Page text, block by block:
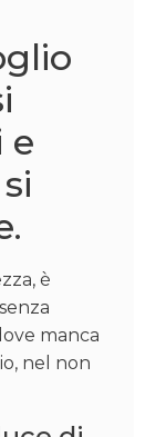
e
è
manca
nel non